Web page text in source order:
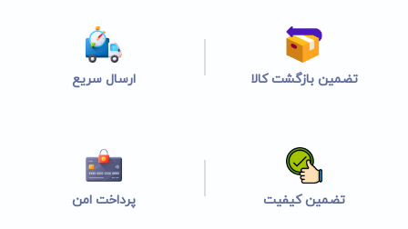
تضمین بازگشت کالا ارسال سریع
تضمین کیفیت پرداخت امن